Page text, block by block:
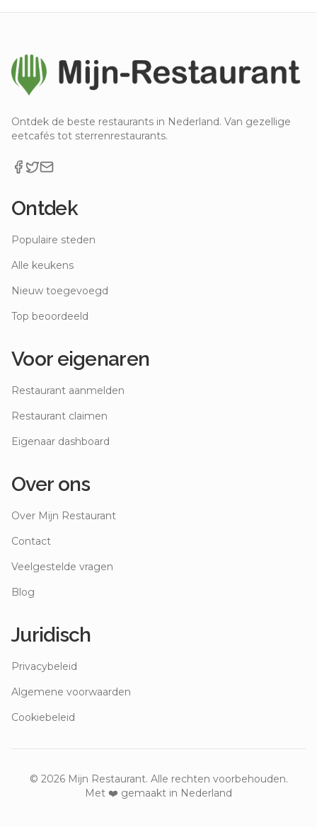
Ontdek de beste restaurants in Nederland. Van gezellige
eetcafés tot sterrenrestaurants.
Ontdek
Populaire steden
Alle keukens
Nieuw toegevoegd
Top beoordeeld
Voor eigenaren
Restaurant aanmelden
Restaurant claimen
Eigenaar dashboard
Over ons
Over Mijn Restaurant
Contact
Veelgestelde vragen
Blog
Juridisch
Privacybeleid
Algemene voorwaarden
Cookiebeleid
© 2026Mijn Restaurant. Alle rechten voorbehouden.
Met ❤️ gemaakt in Nederland